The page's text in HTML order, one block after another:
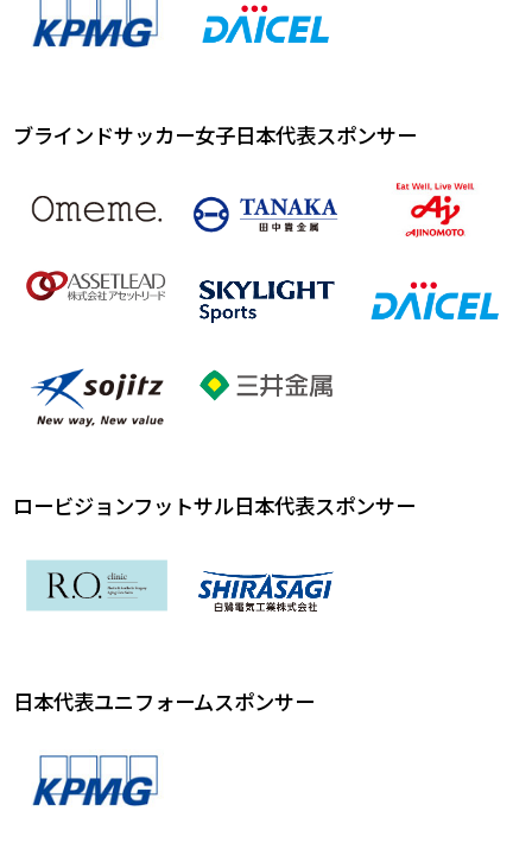
ブラインドサッカー女子日本代表スポンサー
ロービジョンフットサル日本代表スポンサー
日本代表ユニフォームスポンサー